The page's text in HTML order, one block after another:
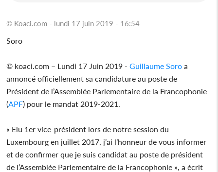
© Koaci.com - lundi 17 juin 2019 - 16:54
Soro
© koaci.com – Lundi 17 Juin 2019 -Guillaume Soro a
annoncé officiellement sa candidature au poste de
Président de l’Assemblée Parlementaire de la Francophonie
(APF) pour le mandat 2019-2021.
« Elu 1er vice-président lors de notre session du
Luxembourg en juillet 2017, j’ai l’honneur de vous informer
et de confirmer que je suis candidat au poste de président
de l’Assemblée Parlementaire de la Francophonie », a écrit